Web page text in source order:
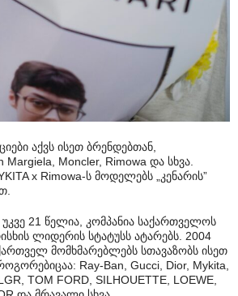
აქვს ისეთ ბრენდებთან,
Moncler, Rimowa და სხვა.
x Rimowa-ს მოდელებს „კენარის”
უკვე 21 წელია, კომპანია საქართველოს
ლიდერის სტატუსს ატარებს. 2004
მომხმარებლებს სთავაზობს ისეთ
Ray-Ban, Gucci, Dior, Mykita,
TOM FORD, SILHOUETTE, LOEWE,